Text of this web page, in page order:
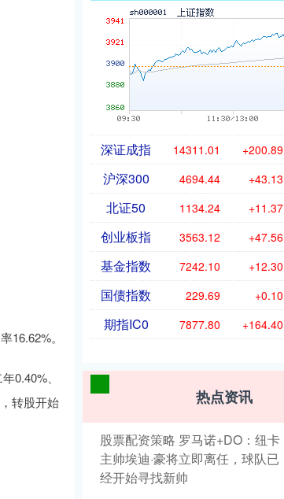
16.62%。
0.40%、
转股开始
深证成指 14311.01 +200.89
沪深300 4694.44 +43.13
北证50 1134.24 +11.37
创业板指 3563.12 +47.56
基金指数 7242.10 +12.30
国债指数 229.69 +0.10
期指IC0 7877.80 +164.40
热点资讯
股票配资策略 罗马诺+DO：纽卡
主帅埃迪·豪将立即离任，球队已
经开始寻找新帅